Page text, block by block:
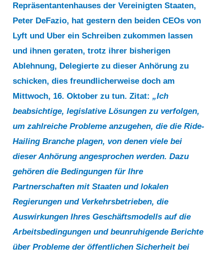
Repräsentantenhauses der Vereinigten Staaten,
Peter DeFazio, hat gestern den beiden CEOs von
Lyft und Uber ein Schreiben zukommen lassen
und ihnen geraten, trotz ihrer bisherigen
Ablehnung, Delegierte zu dieser Anhörung zu
schicken, dies freundlicherweise doch am
Mittwoch, 16. Oktober zu tun. Zitat:„Ich
beabsichtige, legislative Lösungen zu verfolgen,
um zahlreiche Probleme anzugehen, die die Ride-
Hailing Branche plagen, von denen viele bei
dieser Anhörung angesprochen werden. Dazu
gehören die Bedingungen für Ihre
Partnerschaften mit Staaten und lokalen
Regierungen und Verkehrsbetrieben, die
Auswirkungen Ihres Geschäftsmodells auf die
Arbeitsbedingungen und beunruhigende Berichte
über Probleme der öffentlichen Sicherheit bei